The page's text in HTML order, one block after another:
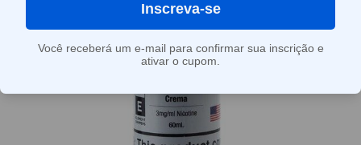
Inscreva-se
Você receberá um e-mail para confirmar sua inscrição e
ativar o cupom.